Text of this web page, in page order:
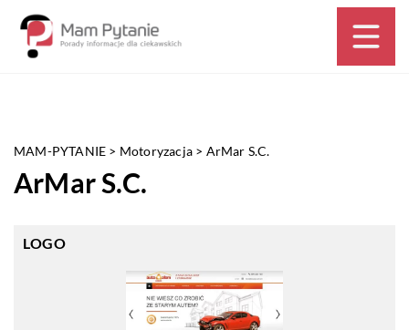
MAM-PYTANIE > Motoryzacja > ArMar S.C.
ArMar S.C.
LOGO